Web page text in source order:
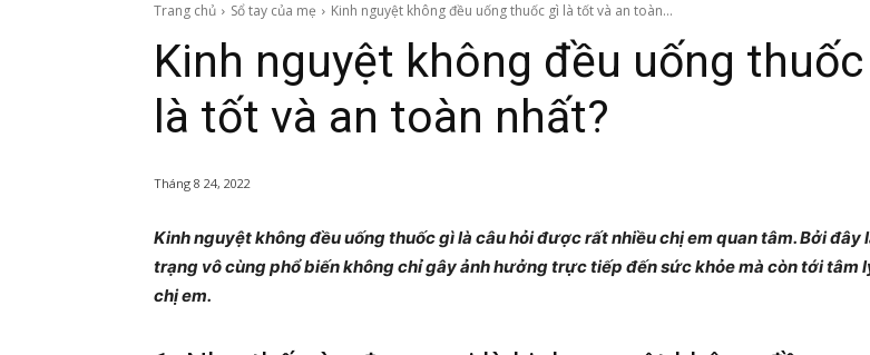
Chia
Trang chủ Sổ tay của mẹ Kinh nguyệt không đều uống thuốc gì là tốt và an toàn...
Kinh nguyệt không đều uống
là tốt và an toàn nhất?
Tháng 8 24, 2022
Kinh nguyệt không đều uống thuốc gì là câu hỏi được rất nhiều chị em quan tâm. Bởi đây
trạng vô cùng phổ biến không chỉ gây ảnh hưởng trực tiếp đến sức khỏe mà còn tới tâm
chị em.